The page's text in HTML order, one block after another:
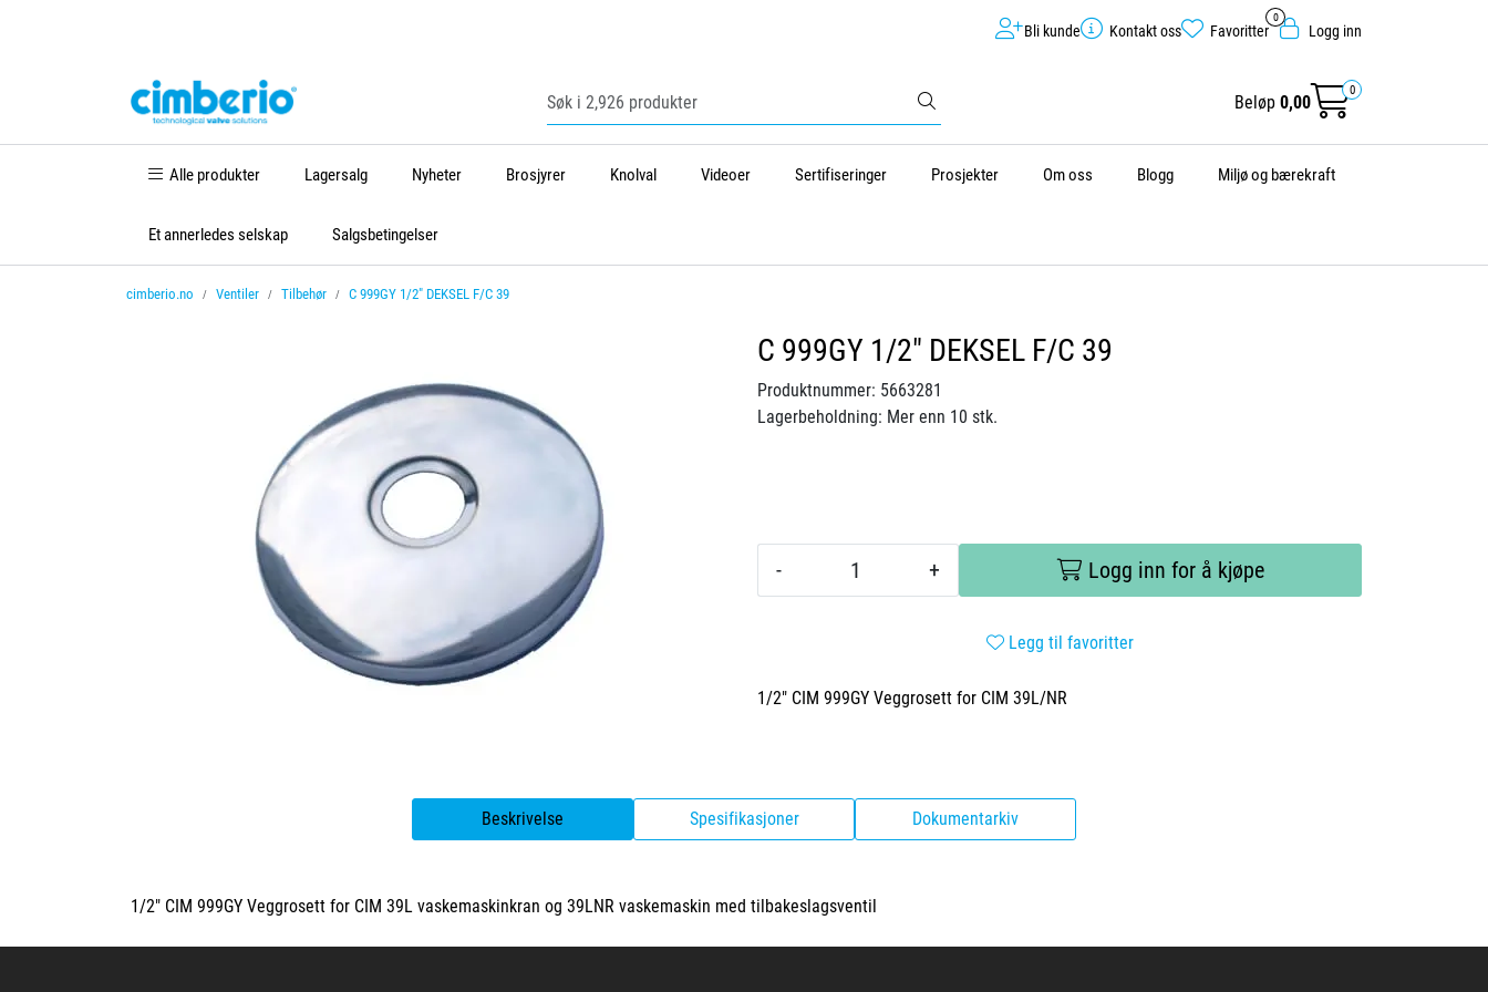
Bli kunde Kontakt oss
0
Favoritter Logg inn
Beløp 0,00
0
Alle produkter Lagersalg Nyheter Brosjyrer Knolval Videoer Sertifiseringer Prosjekter Om oss Blogg Miljø og bærekraft
Et annerledes selskap Salgsbetingelser
cimberio.no Ventiler Tilbehør C 999GY 1/2" DEKSEL F/C 39
C 999GY 1/2" DEKSEL F/C 39
Produktnummer: 5663281
Lagerbeholdning: Mer enn 10 stk.
- + Logg inn for å kjøpe
Legg til favoritter
1/2" CIM 999GY Veggrosett for CIM 39L/NR
Beskrivelse Spesifikasjoner Dokumentarkiv
1/2" CIM 999GY Veggrosett for CIM 39L vaskemaskinkran og 39LNR vaskemaskin med tilbakeslagsventil